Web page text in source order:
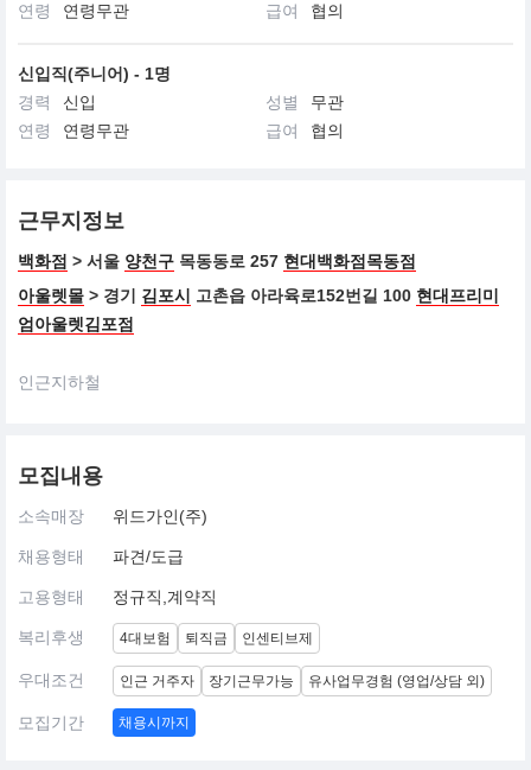
연령
연령무관 급여 협의
신입직(주니어) - 1명
경력
신입 성별
무관
연령
연령무관 급여 협의
근무지정보
백화점 > 서울 양천구 목동동로 257 현대백화점목동점
아울렛몰 > 경기 김포시 고촌읍 아라육로152번길 100 현대프리미
엄아울렛김포점
인근지하철
모집내용
소속매장 위드가인(주)
채용형태 파견/도급
고용형태 정규직,계약직
복리후생 4대보험 퇴직금 인센티브제
우대조건 인근 거주자 장기근무가능 유사업무경험 (영업/상담 외)
모집기간 채용시까지